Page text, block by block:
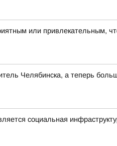
или привлекательным,
Челябинска, а теперь
социальная